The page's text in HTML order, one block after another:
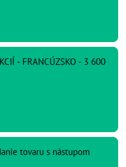
- FRANCÚZSKO - 3 600
tovaru s nástupom